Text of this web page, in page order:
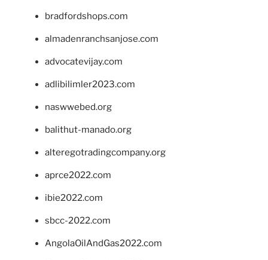
bradfordshops.com
almadenranchsanjose.com
advocatevijay.com
adlibilimler2023.com
naswwebed.org
balithut-manado.org
alteregotradingcompany.org
aprce2022.com
ibie2022.com
sbcc-2022.com
AngolaOilAndGas2022.com